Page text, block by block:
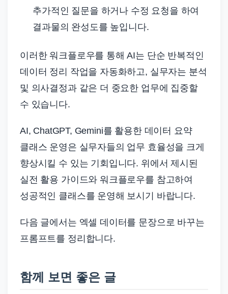
추가적인 질문을 하거나 수정 요청을 하여
결과물의 완성도를 높입니다.
이러한 워크플로우를 통해 AI는 단순 반복적인
데이터 정리 작업을 자동화하고, 실무자는 분석
및 의사결정과 같은 더 중요한 업무에 집중할
수 있습니다.
AI, ChatGPT, Gemini를 활용한 데이터 요약
클래스 운영은 실무자들의 업무 효율성을 크게
향상시킬 수 있는 기회입니다. 위에서 제시된
실전 활용 가이드와 워크플로우를 참고하여
성공적인 클래스를 운영해 보시기 바랍니다.
다음 글에서는 엑셀 데이터를 문장으로 바꾸는
프롬프트를 정리합니다.
함께 보면 좋은 글